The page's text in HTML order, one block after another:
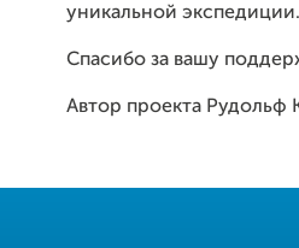
уникальной экспедиции.
Спасибо за вашу
Автор проекта Рудольф